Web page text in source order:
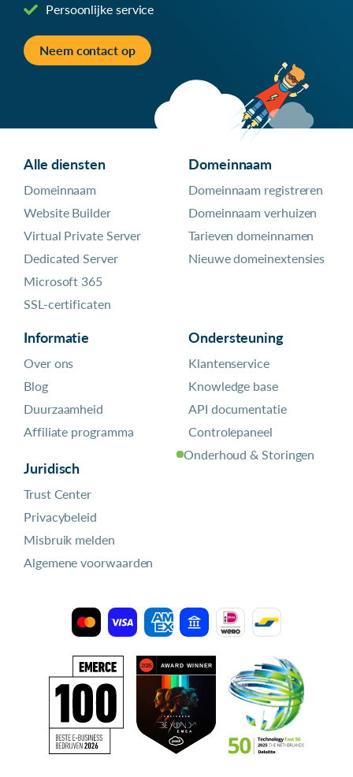
Persoonlijke service
Neem contact op
Alle diensten
Domeinnaam
Website Builder
Virtual Private Server
Dedicated Server
Microsoft 365
SSL-certificaten
Domeinnaam
Domeinnaam registreren
Domeinnaam verhuizen
Tarieven domeinnamen
Nieuwe domeinextensies
Informatie
Over ons
Blog
Duurzaamheid
Affiliate programma
Juridisch
Trust Center
Privacybeleid
Misbruik melden
Algemene voorwaarden
Ondersteuning
Klantenservice
Knowledge base
API documentatie
Controlepaneel
Onderhoud & Storingen